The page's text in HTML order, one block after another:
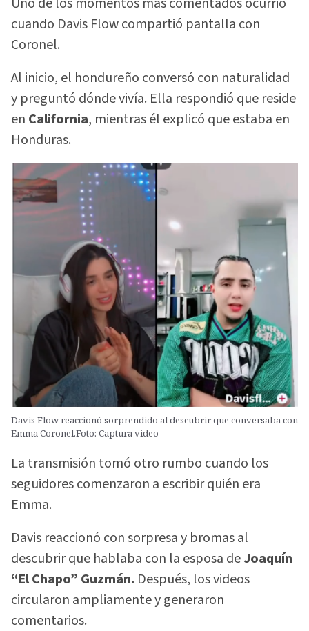
cuando Davis Flow compartió pantalla con
Coronel.
Al inicio, el hondureño conversó con naturalidad
y preguntó dónde vivía. Ella respondió que reside
en California, mientras él explicó que estaba en
Honduras.
Davis Flow reaccionó sorprendido al descubrir que conversaba con
Emma Coronel.Foto: Captura video
La transmisión tomó otro rumbo cuando los
seguidores comenzaron a escribir quién era
Emma.
Davis reaccionó con sorpresa y bromas al
descubrir que hablaba con la esposa deJoaquín
“El Chapo” Guzmán. Después, los videos
circularon ampliamente y generaron
comentarios.